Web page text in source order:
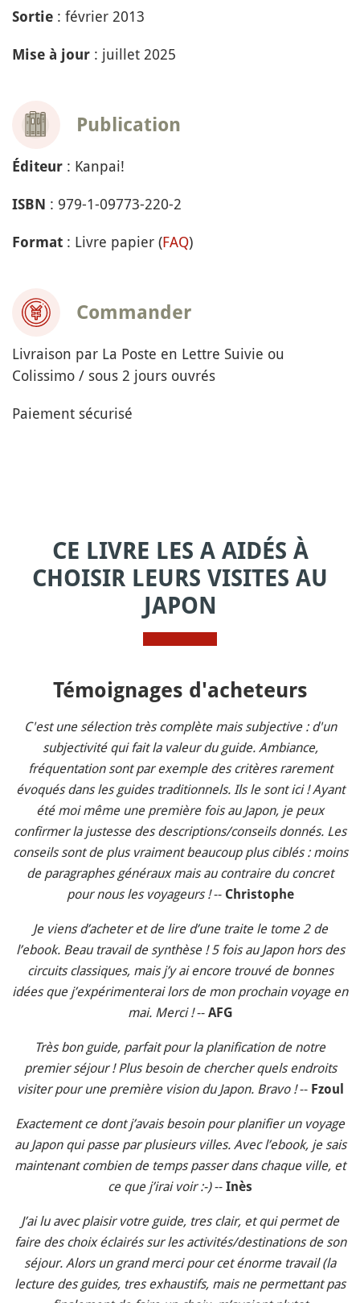
Sortie : février 2013
Mise à jour : juillet 2025
Publication
Éditeur : Kanpai!
ISBN : 979-1-09773-220-2
Format : Livre papier (FAQ)
Commander
Livraison par La Poste en Lettre Suivie ou
Colissimo / sous 2 jours ouvrés
Paiement sécurisé
CE LIVRE LES A AIDÉS À
CHOISIR LEURS VISITES AU
JAPON
Témoignages d'acheteurs
C'est une sélection très complète mais subjective : d'un
subjectivité qui fait la valeur du guide. Ambiance,
fréquentation sont par exemple des critères rarement
évoqués dans les guides traditionnels. Ils le sont ici ! Ayant
été moi même une première fois au Japon, je peux
confirmer la justesse des descriptions/conseils donnés. Les
conseils sont de plus vraiment beaucoup plus ciblés : moins
de paragraphes généraux mais au contraire du concret
pour nous les voyageurs !-- Christophe
Je viens d’acheter et de lire d’une traite le tome 2 de
l’ebook. Beau travail de synthèse ! 5 fois au Japon hors des
circuits classiques, mais j’y ai encore trouvé de bonnes
idées que j’expérimenterai lors de mon prochain voyage en
mai. Merci !-- AFG
Très bon guide, parfait pour la planification de notre
premier séjour ! Plus besoin de chercher quels endroits
visiter pour une première vision du Japon. Bravo !-- Fzoul
Exactement ce dont j’avais besoin pour planifier un voyage
au Japon qui passe par plusieurs villes. Avec l’ebook, je sais
maintenant combien de temps passer dans chaque ville, et
ce que j’irai voir :-)-- Inès
J’ai lu avec plaisir votre guide, tres clair, et qui permet de
faire des choix éclairés sur les activités/destinations de son
séjour. Alors un grand merci pour cet énorme travail (la
lecture des guides, tres exhaustifs, mais ne permettant pas